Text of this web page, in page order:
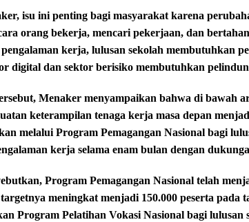
isu ini penting bagi masyarakat karena
orang bekerja, mencari pekerjaan, dan
kerja, lulusan sekolah membutuhkan
digital dan sektor berisiko membutuhkan
Menaker menyampaikan bahwa di bawah
keterampilan tenaga kerja masa depan
melalui Program Pemagangan Nasional bagi
kerja selama enam bulan dengan
Program Pemagangan Nasional telah
meningkat menjadi 150.000 peserta pada
Program Pelatihan Vokasi Nasional bagi lulusan